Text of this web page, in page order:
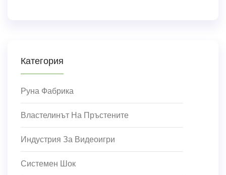
Категория
Руна Фабрика
Властелинът На Пръстените
Индустрия За Видеоигри
Системен Шок